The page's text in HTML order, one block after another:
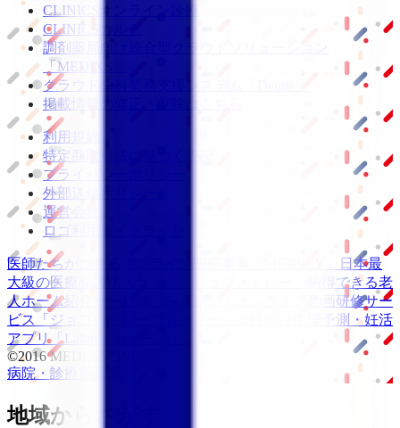
CLINICSオンライン診療
CLINICSカルテ
調剤薬局向け統合型クラウドソリューション
「MEDIXS」
クラウド歯科業務
掲載情報の修正・削除はこちら
利用規約
特定商取引法に基づく表記
プライバシーポリシー
外部送信ポリシー
運営会社
ロゴ利用ガイドライン
医師たちがつくる
日本最
大級の医療介護求人サイト 納得できる老
人ホーム紹介サービス
動画研修サー
ビス
「ジョブメドレー
生理予測・妊活
アプリ「Lalune(ラルーン)」
©2016 MEDLEY, INC.
病院・診療所
地域からさがす